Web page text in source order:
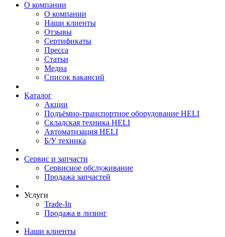
О компании
О компании
Наши клиенты
Отзывы
Сертификаты
Пресса
Статьи
Медиа
Список вакансий
Каталог
Акции
Подъёмно-транспортное оборудование HELI
Складская техника HELI
Автоматизация HELI
Б/У техника
Сервис и запчасти
Сервисное обслуживание
Продажа запчастей
Услуги
Trade-In
Продажа в лизинг
Наши клиенты